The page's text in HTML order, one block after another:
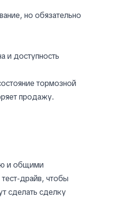
но обязательно
и доступность
тормозной
продажу.
и общими
драйв, чтобы
сделать сделку